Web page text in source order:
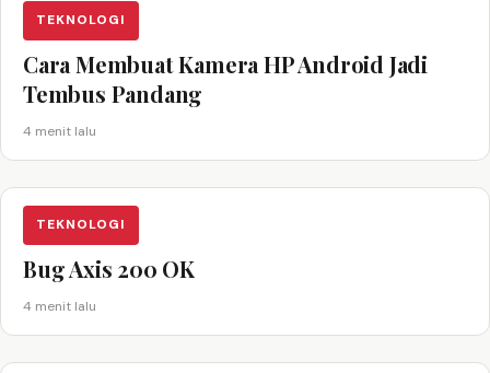
TEKNOLOGI
Cara Membuat Kamera HP Android Jadi
Tembus Pandang
4 menit lalu
TEKNOLOGI
Bug Axis 200 OK
4 menit lalu